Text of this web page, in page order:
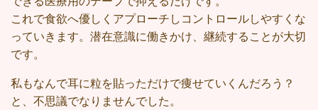
これで食欲へ優しくアプローチしコントロールしやすくな
っていきます。潜在意識に働きかけ、継続することが大切
です。
私もなんで耳に粒を貼っただけで痩せていくんだろう？
と、不思議でなりませんでした。